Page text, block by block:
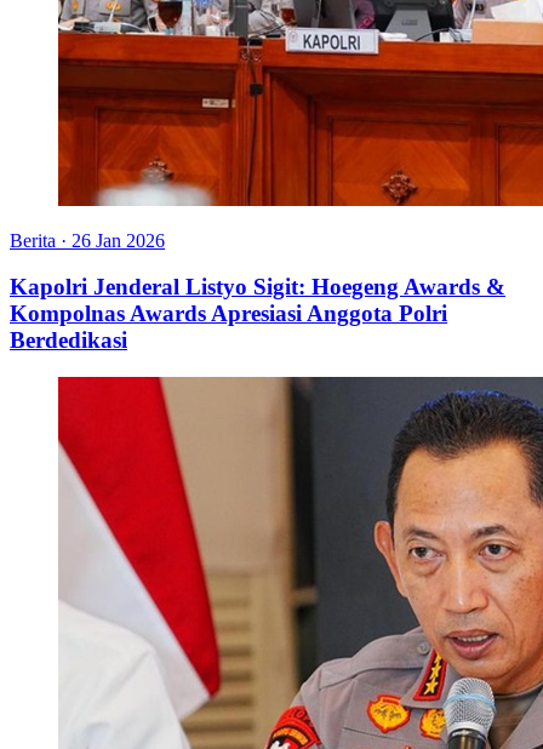
Berita · 26 Jan 2026
Kapolri Jenderal Listyo Sigit: Hoegeng Awards &
Kompolnas Awards Apresiasi Anggota Polri
Berdedikasi